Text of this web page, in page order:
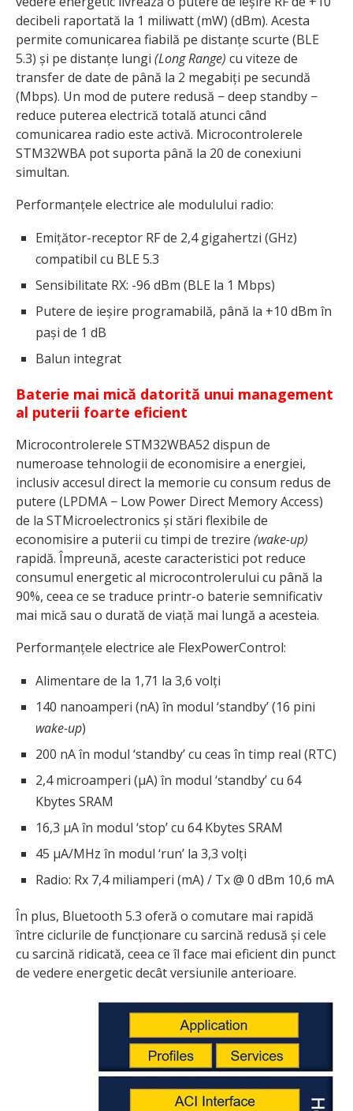
decibeli raportată la 1 miliwatt (mW) (dBm). Acesta
permite comunicarea fiabilă pe distanțe scurte (BLE
5.3) și pe distanțe lungi (Long Range) cu viteze de
transfer de date de până la 2 megabiți pe secundă
(Mbps). Un mod de putere redusă − deep standby −
reduce puterea electrică totală atunci când
comunicarea radio este activă. Microcontrolerele
STM32WBA pot suporta până la 20 de conexiuni
simultan.
Performanțele electrice ale modulului radio:
Emițător-receptor RF de 2,4 gigahertzi (GHz)
compatibil cu BLE 5.3
Sensibilitate RX: -96 dBm (BLE la 1 Mbps)
Putere de ieșire programabilă, până la +10 dBm în
pași de 1 dB
Balun integrat
Baterie mai mică datorită unui management
al puterii foarte eficient
Microcontrolerele STM32WBA52 dispun de
numeroase tehnologii de economisire a energiei,
inclusiv accesul direct la memorie cu consum redus de
putere (LPDMA − Low Power Direct Memory Access)
de la STMicroelectronics și stări flexibile de
economisire a puterii cu timpi de trezire (wake-up)
rapidă. Împreună, aceste caracteristici pot reduce
consumul energetic al microcontrolerului cu până la
90%, ceea ce se traduce printr-o baterie semnificativ
mai mică sau o durată de viață mai lungă a acesteia.
Performanțele electrice ale FlexPowerControl:
Alimentare de la 1,71 la 3,6 volți
140 nanoamperi (nA) în modul ‘standby’ (16 pini
wake-up)
200 nA în modul ‘standby’ cu ceas în timp real (RTC)
2,4 microamperi (μA) în modul ‘standby’ cu 64
Kbytes SRAM
16,3 μA în modul ‘stop’ cu 64 Kbytes SRAM
45 μA/MHz în modul ‘run’ la 3,3 volți
Radio: Rx 7,4 miliamperi (mA) / Tx @ 0 dBm 10,6 mA
În plus, Bluetooth 5.3 oferă o comutare mai rapidă
între ciclurile de funcționare cu sarcină redusă și cele
cu sarcină ridicată, ceea ce îl face mai eficient din punct
de vedere energetic decât versiunile anterioare.